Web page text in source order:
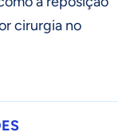
cirurgia no